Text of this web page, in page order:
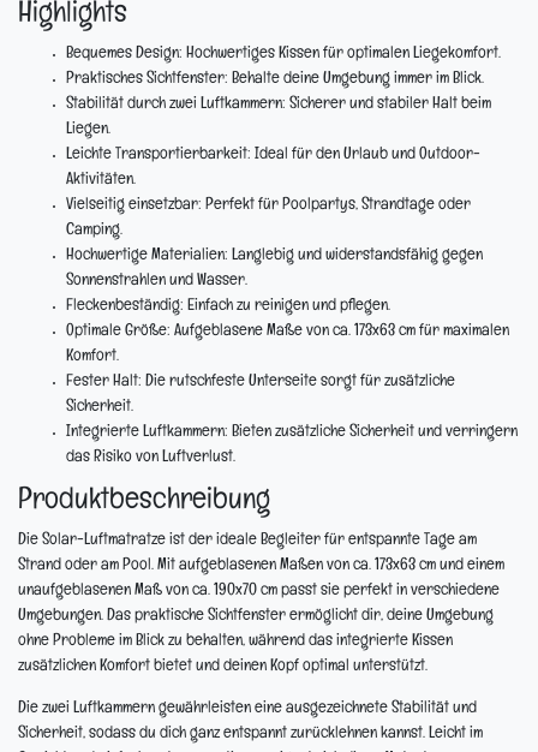
Highlights
Bequemes Design: Hochwertiges Kissen für optimalen Liegekomfort.
Praktisches Sichtfenster: Behalte deine Umgebung immer im Blick.
Stabilität durch zwei Luftkammern: Sicherer und stabiler Halt beim
Liegen.
Leichte Transportierbarkeit: Ideal für den Urlaub und Outdoor-
Aktivitäten.
Vielseitig einsetzbar: Perfekt für Poolpartys, Strandtage oder
Camping.
Hochwertige Materialien: Langlebig und widerstandsfähig gegen
Sonnenstrahlen und Wasser.
Fleckenbeständig: Einfach zu reinigen und pflegen.
Optimale Größe: Aufgeblasene Maße von ca. 173x63 cm für maximalen
Komfort.
Fester Halt: Die rutschfeste Unterseite sorgt für zusätzliche
Sicherheit.
Integrierte Luftkammern: Bieten zusätzliche Sicherheit und verringern
das Risiko von Luftverlust.
Produktbeschreibung
Die Solar-Luftmatratze ist der ideale Begleiter für entspannte Tage am
Strand oder am Pool. Mit aufgeblasenen Maßen von ca. 173x63 cm und einem
unaufgeblasenen Maß von ca. 190x70 cm passt sie perfekt in verschiedene
Umgebungen. Das praktische Sichtfenster ermöglicht dir, deine Umgebung
ohne Probleme im Blick zu behalten, während das integrierte Kissen
zusätzlichen Komfort bietet und deinen Kopf optimal unterstützt.
Die zwei Luftkammern gewährleisten eine ausgezeichnete Stabilität und
Sicherheit, sodass du dich ganz entspannt zurücklehnen kannst. Leicht im